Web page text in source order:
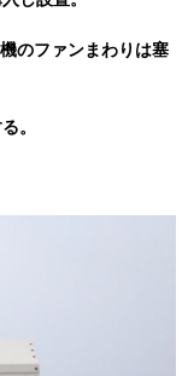
のファンまわりは塞
。